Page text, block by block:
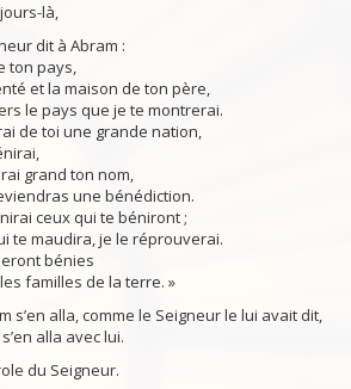
là,
dit à Abram :
ton pays,
et la maison de ton père,
le pays que je te montrerai.
de toi une grande nation,
grand ton nom,
une bénédiction.
ceux qui te béniront ;
te maudira, je le réprouverai.
bénies
familles de la terre. »
s’en alla, comme le Seigneur le lui avait dit,
alla avec lui.
du Seigneur.